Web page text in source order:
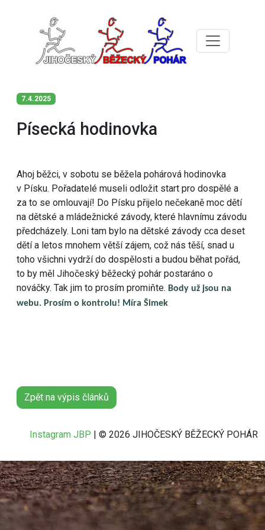
7.4.2025
Písecká hodinovka
Ahoj běžci, v sobotu se běžela pohárová hodinovka
v Písku. Pořadatelé museli odložit start pro dospělé a
za to se omlouvají! Do Písku přijelo nečekaně moc dětí
na dětské a mládežnické závody, které hlavnímu závodu
předcházely. Loni tam bylo na dětské závody cca deset
dětí a letos mnohem větší zájem, což nás těší, snad u
toho všichni vydrží do dospělosti a budou běhat pořád,
to by měl Jihočeský běžecký pohár postaráno o
nováčky. Tak jim to prosím promiňte. Body už jsou na
webu. Prosím o kontrolu! Míra Šimek
Zpět na výpis článků
Instagram JBP | © 2026 JIHOČESKÝ BĚŽECKÝ POHÁR